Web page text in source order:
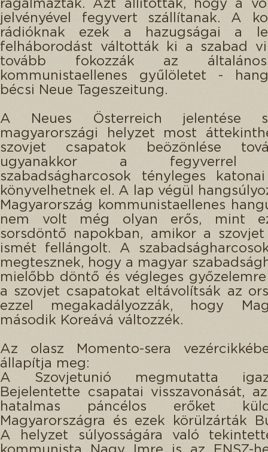
rágalmazták. Azt állították, hogy a
jelvényével fegyvert szállítanak. A
rádióknak ezek a hazugságai a
felháborodást váltották ki a szabad
tovább fokozzák az
kommunistaellenes gyűlöletet -
bécsi Neue Tageszeitung.
A Neues Österreich jelentése
magyarországi helyzet most
szovjet csapatok beözönlése
ugyanakkor a fegyverrel
szabadságharcosok tényleges
könyvelhetnek el. A lap végül
Magyarország kommunistaellenes
nem volt még olyan erős, mint
sorsdöntő napokban, amikor a szovjet
ismét fellángolt. A
megtesznek, hogy a magyar
mielőbb döntő és végleges
a szovjet csapatokat eltávolítsák az
ezzel megakadályozzák, hogy
második Koreává változzék.
Az olasz Momento-sera
állapítja meg:
A Szovjetunió megmutatta
Bejelentette csapatai visszavonását,
hatalmas páncélos erőket
Magyarországra és ezek körülzárták
A helyzet súlyosságára való